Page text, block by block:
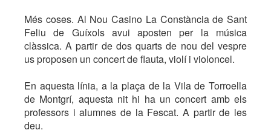
Més coses. Al Nou Casino La Constància de Sant
Feliu de Guíxols avui aposten per la música
clàssica. A partir de dos quarts de nou del vespre
us proposen un concert de flauta, violí i violoncel.
En aquesta línia, a la plaça de la Vila de Torroella
de Montgrí, aquesta nit hi ha un concert amb els
professors i alumnes de la Fescat. A partir de les
deu.